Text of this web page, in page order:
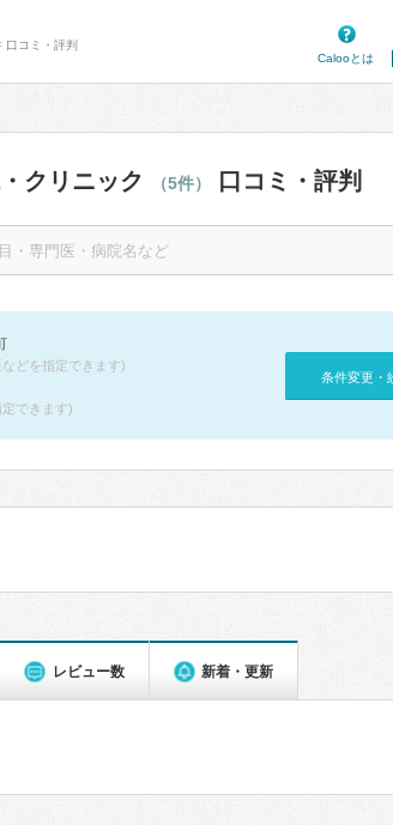
口コミ・評判
Calooとは
クリニック （5件） 口コミ・評判
どを指定できます)
できます)
条件変更・
レビュー数 新着・更新